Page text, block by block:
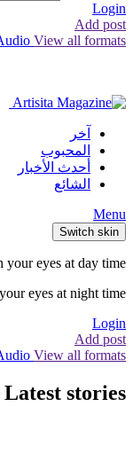
Login
Add post
View all formats
آخر
المحبوب
أحدث الأخبار
الشائع
Menu
Switch skin
eyes at day time.
eyes at night time.
Login
Add post
View all formats
Latest stories